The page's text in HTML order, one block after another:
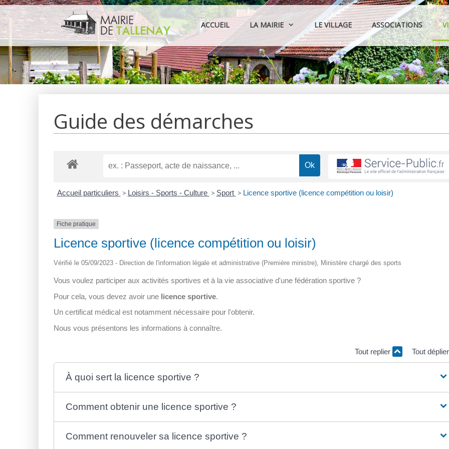
Aller
au
contenu
ACCUEIL LA MAIRIE LE VILLAGE ASSOCIATIONS
Guide des démarches
Accueil particuliers > Loisirs - Sports - Culture > Sport > Licence sportive (licence compétition ou loisir)
Fiche pratique
Licence sportive (licence compétition ou loisir)
Vérifié le 05/09/2023 - Direction de l'information légale et administrative (Première ministre), Ministère chargé des sports
Vous voulez participer aux activités sportives et à la vie associative d'une fédération sportive ?
Pour cela, vous devez avoir une licence sportive.
Un certificat médical est notamment nécessaire pour l'obtenir.
Nous vous présentons les informations à connaître.
Tout replier Tout
À quoi sert la licence sportive ?
Comment obtenir une licence sportive ?
Comment renouveler sa licence sportive ?